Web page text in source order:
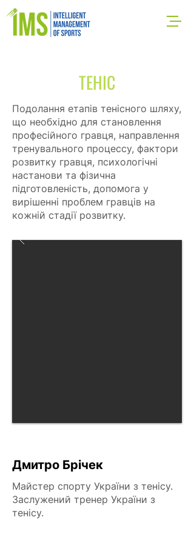
ТЕНІС
Подолання етапів тенісного шляху,
що необхідно для становлення
професійного гравця, направлення
тренувального процессу, фактори
розвитку гравця, психологічні
настанови та фізична
підготовленість, допомога у
вирішенні проблем гравців на
кожній стадії розвитку.
Дмитро Брічек
Майстер спорту України з тенісу.
Заслужений тренер України з
тенісу.